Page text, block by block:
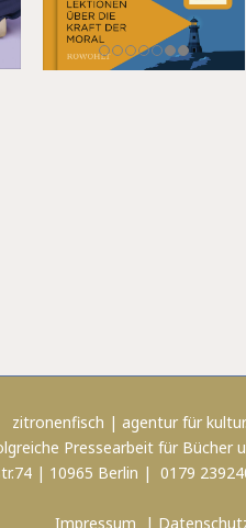
zitronenfisch | agentur für
Pressearbeit für Bücher
| 10965 Berlin | 0179
Impressum |